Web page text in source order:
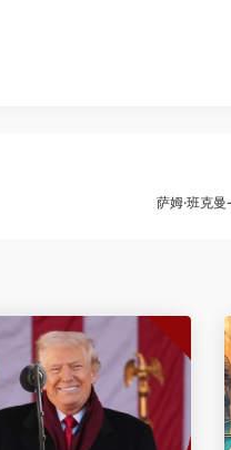
萨姆·班克